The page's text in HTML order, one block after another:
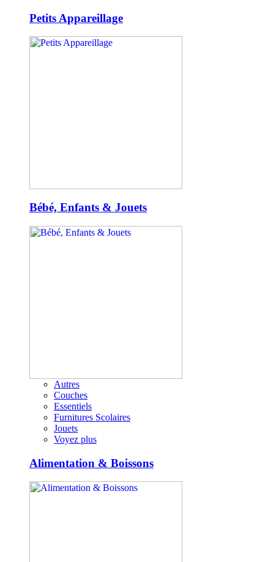
Petits Appareillage
Bébé, Enfants & Jouets
Autres
Couches
Essentiels
Furnitures Scolaires
Jouets
Voyez plus
Alimentation & Boissons